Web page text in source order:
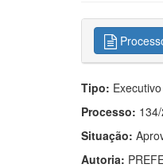
Tipo: Executivo
Processo:
Situação:
Autoria: